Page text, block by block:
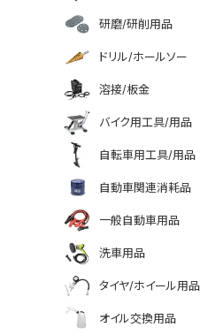
研磨/研削用品
ドリル/ホールソー
溶接/板金
バイク用工具/用品
自転車用工具/用品
自動車関連消耗品
一般自動車用品
洗車用品
タイヤ/ホイール用品
オイル交換用品